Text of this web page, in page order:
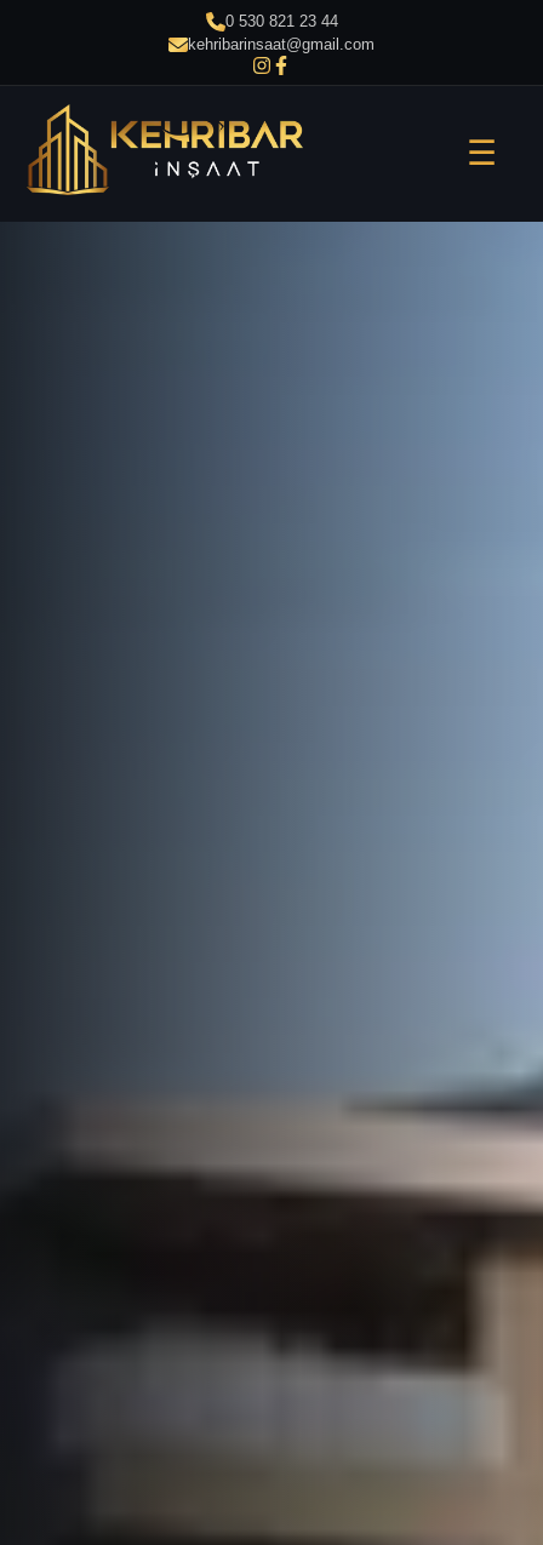
0 530 821 23 44
kehribarinsaat@gmail.com
☰